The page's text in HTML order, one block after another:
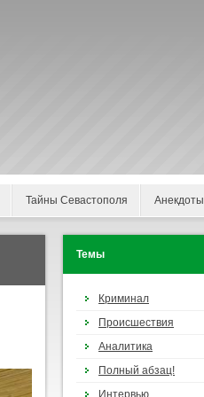
Тайны Севастополя Анекдоты
Темы
Криминал
Происшествия
Аналитика
Полный абзац!
Интервью